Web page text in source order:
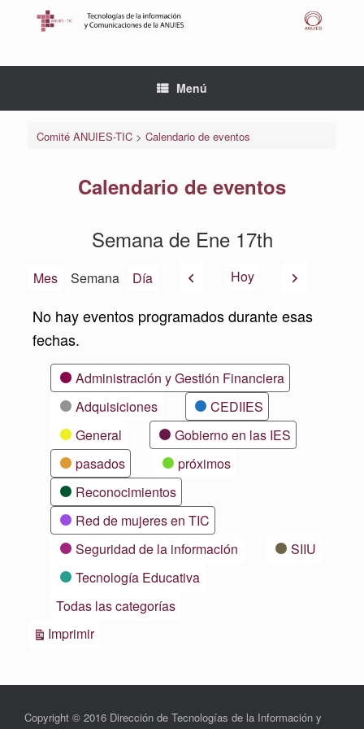
Menú
Comité ANUIES-TIC> Calendario de eventos
Calendario de eventos
Semana de Ene 17th
Mes Semana Día AnteriorHoy Siguiente
No hay eventos programados durante esas
fechas.
CategoríasAdministración y Gestión Financiera
Adquisiciones
CEDIIES
General
Gobierno en las IES
pasados
próximos
Reconocimientos
Red de mujeres en TIC
Seguridad de la información
SIIU
Tecnología Educativa
Todas las categorías
ImprimirVistas
Copyright © 2016 Dirección de Tecnologías de la Información y